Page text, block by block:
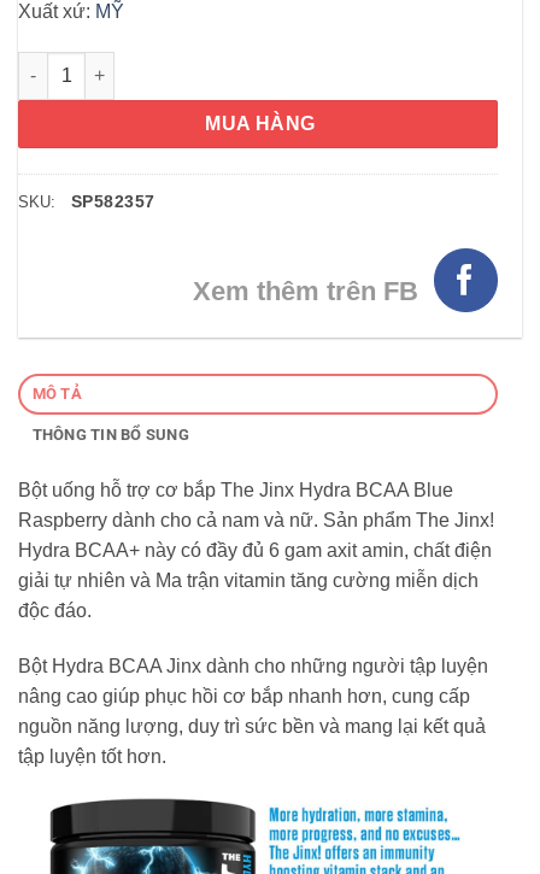
Xuất xứ: MỸ
Bột uống hỗ trợ cơ bắp The Jinx Hydra BCAA Blue Raspberry
MUA HÀNG
SKU: SP582357
Xem thêm trên FB
MÔ TẢ
THÔNG TIN BỔ SUNG
Bột uống hỗ trợ cơ bắp The Jinx Hydra BCAA Blue
Raspberry dành cho cả nam và nữ. Sản phẩm The Jinx!
Hydra BCAA+ này có đầy đủ 6 gam axit amin, chất điện
giải tự nhiên và Ma trận vitamin tăng cường miễn dịch
độc đáo.
Bột Hydra BCAA Jinx dành cho những người tập luyện
nâng cao giúp phục hồi cơ bắp nhanh hơn, cung cấp
nguồn năng lượng, duy trì sức bền và mang lại kết quả
tập luyện tốt hơn.